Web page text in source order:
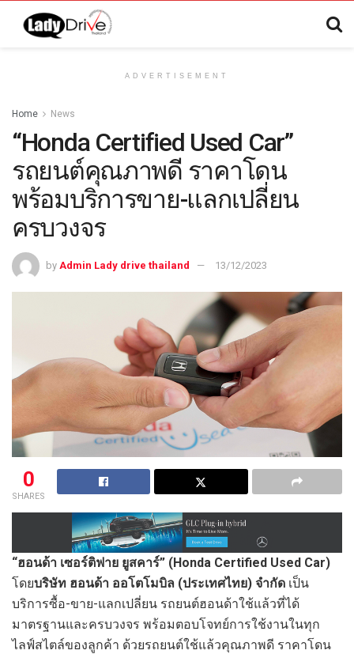
ADVERTISEMENT
Home News
“Honda Certified Used Car”
รถยนต์คุณภาพดี ราคาโดน
พร้อมบริการขาย-แลกเปลี่ยน
ครบวงจร
by Admin Lady drive thailand 13/12/2023
0
SHARES
“ฮอนด้า เซอร์ติฟาย ยูสคาร์” (Honda Certified Used Car)
โดยบริษัท ฮอนด้า ออโตโมบิล (ประเทศไทย) จำกัด เป็น
บริการซื้อ-ขาย-แลกเปลี่ยน รถยนต์ฮอนด้าใช้แล้วที่ได้
มาตรฐานและครบวงจร พร้อมตอบโจทย์การใช้งานในทุก
ไลฟ์สไตล์ของลูกค้า ด้วยรถยนต์ใช้แล้วคุณภาพดี ราคาโดน